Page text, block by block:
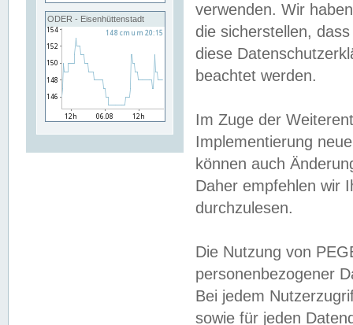
ODER - Eisenhüttenstadt
verwenden. Wir
die sicherstellen,
diese
beachtet werden.
Im Zuge der
Implementierung
können auch
Daher empfehlen wir
durchzulesen.
Die Nutzung von
personenbezogener
Bei jedem
sowie für jeden